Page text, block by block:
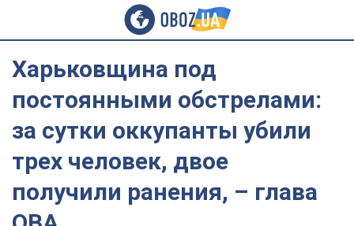
Харьковщина под
постоянными обстрелами:
за сутки оккупанты убили
трех человек, двое
получили ранения, – глава